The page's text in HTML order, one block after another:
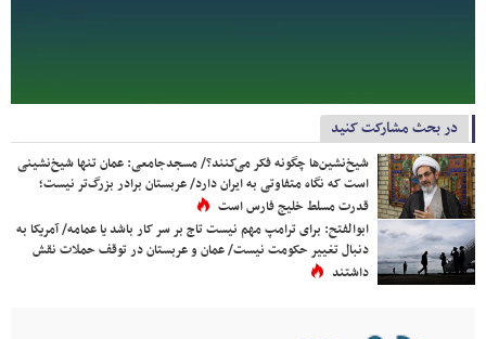
در بحث مشارکت کنید
شیخ‌نشین‌ها چگونه فکر می‌کنند؟/ مسجدجامعی: عمان تنها شیخ‌نشینی
است که نگاه متفاوتی به ایران دارد/ عربستان برادر بزرگ‌تر نیست؛
قدرت مسلط خلیج فارس است
ابوالفتح: برای ترامپ مهم نیست تاج بر سر کار باشد یا عمامه/ آمریکا به
دنبال تغییر حکومت نیست/ عمان و عربستان در توقف حملات نقش
داشتند